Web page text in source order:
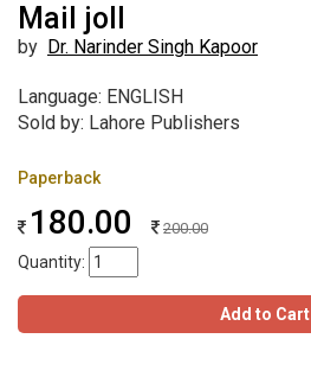
Mail joll
by Dr. Narinder Singh Kapoor
Language: ENGLISH
Sold by: Lahore Publishers
Paperback
180.00 200.00
Quantity:
Add to Cart